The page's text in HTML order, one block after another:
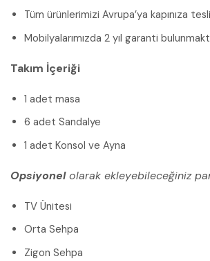
Tüm ürünlerimizi Avrupa’ya kapınıza
Mobilyalarımızda 2 yıl garanti
Takım İçeriği
1 adet masa
6 adet Sandalye
1 adet Konsol ve Ayna
Opsiyonelolarak ekleyebileceğiniz
TV Ünitesi
Orta Sehpa
Zigon Sehpa